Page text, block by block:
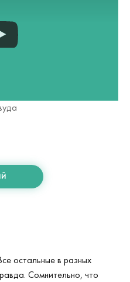
остальные в разных
Сомнительно, что